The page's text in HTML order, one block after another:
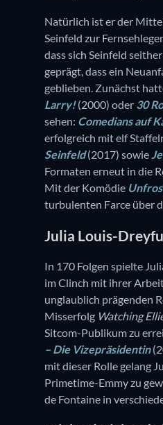
Natürlich ist er der
Seinfeld zur
dass sich Seinfeld
geprägt, dass ein
geblieben. Zunächst
Larry!(2000) oder 30
sehen: Comedians auf
erfolgreich mit elf
Seinfeld(2017) sowie
Formaten erneut in die
Mit der Komödie
turbulenten Farce über
Julia Louis-
In 170 Folgen spielte
im Clinch mit ihrer
unglaublich prägenden
Misserfolg Watching
Sitcom-Publikum zu
– Die Vizepräsidentin
mit dieser Rolle gelang
Primetime-Emmy zu
de Fontaine in